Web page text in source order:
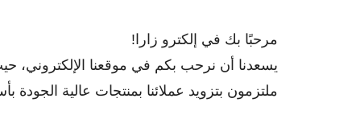
مرحبًا بك في إلكترو زارا!
ملتزمون بتزويد عملائنا بمنتجات عالية الجودة